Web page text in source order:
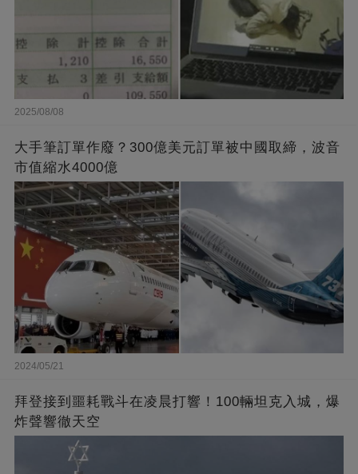
2025/08/08
大手筆訂單作廢？300億美元訂單被中國取締，波音
市值縮水4000億
2024/05/21
拜登接到噩耗戰斗在凌晨打響！100輛坦克入城，爆
炸聲響徹天空